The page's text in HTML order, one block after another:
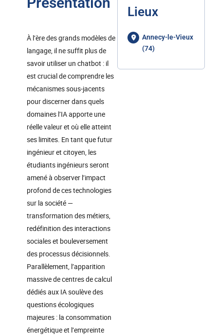
À l’ère des grands modèles de
langage, il ne suffit plus de
savoir utiliser un chatbot : il
est crucial de comprendre les
mécanismes sous-jacents
pour discerner dans quels
domaines l’IA apporte une
réelle valeur et où elle atteint
ses limites. En tant que futur
ingénieur et citoyen, les
étudiants ingénieurs seront
amené à observer l’impact
profond de ces technologies
sur la société —
transformation des métiers,
redéfinition des interactions
sociales et bouleversement
des processus décisionnels.
Parallèlement, l’apparition
massive de centres de calcul
dédiés aux IA soulève des
questions écologiques
majeures : la consommation
énergétique et l’empreinte
Lieux
Annecy-le-Vieux
(74)